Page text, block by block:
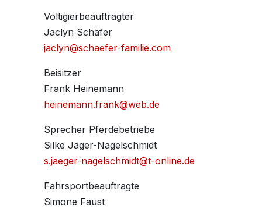
Voltigierbeauftragter
Jaclyn Schäfer
jaclyn@schaefer-familie.com
Beisitzer
Frank Heinemann
heinemann.frank@web.de
Sprecher Pferdebetriebe
Silke Jäger-Nagelschmidt
s.jaeger-nagelschmidt@t-online.de
Fahrsportbeauftragte
Simone Faust